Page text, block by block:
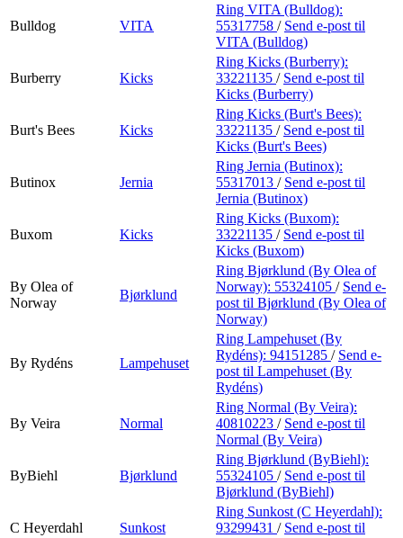
Bulldog VITA
Ring VITA (Bulldog):
55317758 / Send e-post til
VITA (Bulldog)
Burberry Kicks
Ring Kicks (Burberry):
33221135 / Send e-post til
Kicks (Burberry)
Burt's Bees Kicks
Ring Kicks (Burt's Bees):
33221135 / Send e-post til
Kicks (Burt's Bees)
Butinox Jernia
Ring Jernia (Butinox):
55317013 / Send e-post til
Jernia (Butinox)
Buxom Kicks
Ring Kicks (Buxom):
33221135 / Send e-post til
Kicks (Buxom)
By Olea of
Norway
Bjørklund
Ring Bjørklund (By Olea of
Norway): 55324105 / Send e-
post til Bjørklund (By Olea of
Norway)
By Rydéns Lampehuset
Ring Lampehuset (By
Rydéns): 94151285 / Send e-
post til Lampehuset (By
Rydéns)
By Veira Normal
Ring Normal (By Veira):
40810223 / Send e-post til
Normal (By Veira)
ByBiehl Bjørklund
Ring Bjørklund (ByBiehl):
55324105 / Send e-post til
Bjørklund (ByBiehl)
C Heyerdahl Sunkost
Ring Sunkost (C Heyerdahl):
93299431 / Send e-post til